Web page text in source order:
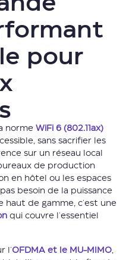
pour
norme WiFi 6 (802.11ax)
sans sacrifier les
sur un réseau local
de production
en hôtel ou les espaces
besoin de la puissance
haut de gamme, c'est une
qui couvre l'essentiel
l'OFDMA et le MU-MIMO